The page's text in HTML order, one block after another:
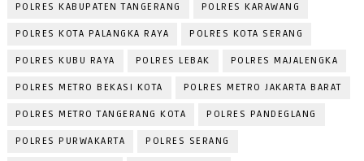
POLRES KABUPATEN TANGERANG POLRES KARAWANG
POLRES KOTA PALANGKA RAYA POLRES KOTA SERANG
POLRES KUBU RAYA POLRES LEBAK POLRES MAJALENGKA
POLRES METRO BEKASI KOTA POLRES METRO JAKARTA BARAT
POLRES METRO TANGERANG KOTA POLRES PANDEGLANG
POLRES PURWAKARTA POLRES SERANG